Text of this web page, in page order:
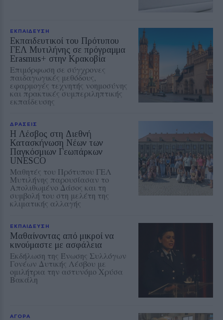
ΕΚΠΑΙΔΕΥΣΗ
Εκπαιδευτικοί του Πρότυπου
ΓΕΛ Μυτιλήνης σε πρόγραμμα
Erasmus+ στην Κρακοβία
Επιμόρφωση σε σύγχρονες
παιδαγωγικές μεθόδους,
εφαρμογές τεχνητής νοημοσύνης
και πρακτικές συμπεριληπτικής
εκπαίδευσης
ΔΡΑΣΕΙΣ
Η Λέσβος στη Διεθνή
Κατασκήνωση Νέων των
Παγκόσμιων Γεωπάρκων
UNESCO
Μαθητές του Πρότυπου ΓΕΛ
Μυτιλήνης παρουσίασαν το
Απολιθωμένο Δάσος και τη
συμβολή του στη μελέτη της
κλιματικής αλλαγής
ΕΚΠΑΙΔΕΥΣΗ
Μαθαίνοντας από μικροί να
κινούμαστε με ασφάλεια
Εκδήλωση της Ένωσης Συλλόγων
Γονέων Δυτικής Λέσβου με
ομιλήτρια την αστυνόμο Χρύσα
Βακάλη
ΑΓΟΡΑ